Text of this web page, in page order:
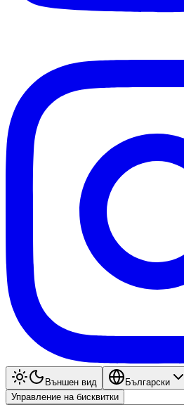
Външен вид
Български
Управление на бисквитки